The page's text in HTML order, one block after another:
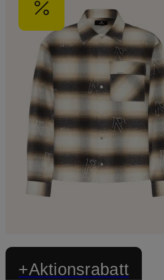
+Aktionsrabatt